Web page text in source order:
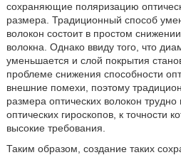
сохраняющие поляризацию
размера. Традиционный способ
волокон состоит в простом
волокна. Однако ввиду того, что
уменьшается и слой покрытия
проблеме снижения способности
внешние помехи, поэтому
размера оптических волокон
оптических гироскопов, к точности
высокие требования.
Таким образом, создание таких